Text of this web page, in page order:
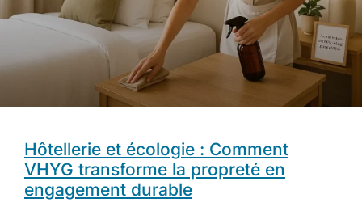
Hôtellerie et écologie : Comment
VHYG transforme la propreté en
engagement durable